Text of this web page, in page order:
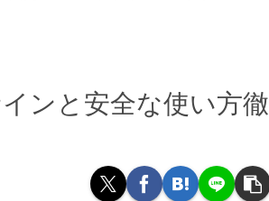
ンと安全な使い方徹